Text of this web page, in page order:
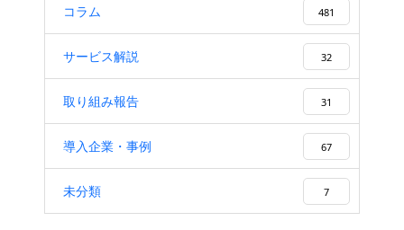
コラム 481
サービス解説 32
取り組み報告 31
導入企業・事例 67
未分類 7